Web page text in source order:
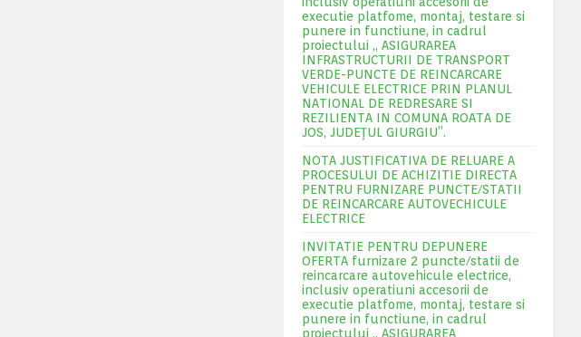
executie platfome, montaj, testare si
punere in functiune, in cadrul
proiectului „ ASIGURAREA
INFRASTRUCTURII DE TRANSPORT
VERDE-PUNCTE DE REINCARCARE
VEHICULE ELECTRICE PRIN PLANUL
NATIONAL DE REDRESARE SI
REZILIENTA IN COMUNA ROATA DE
JOS, JUDEŢUL GIURGIU”.
NOTA JUSTIFICATIVA DE RELUARE A
PROCESULUI DE ACHIZITIE DIRECTA
PENTRU FURNIZARE PUNCTE/STATII
DE REINCARCARE AUTOVECHICULE
ELECTRICE
INVITATIE PENTRU DEPUNERE
OFERTA furnizare 2 puncte/statii de
reincarcare autovehicule electrice,
inclusiv operatiuni accesorii de
executie platfome, montaj, testare si
punere in functiune, in cadrul
proiectului „ ASIGURAREA